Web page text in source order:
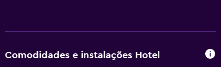
Comodidades e instalações Hotel